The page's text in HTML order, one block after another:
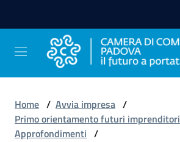
Avviare
Impresa
Home / Avvia impresa /
Primo orientamento futuri imprenditori
Approfondimenti /